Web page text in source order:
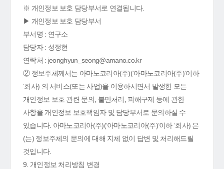
※ 개인정보 보호 담당부서로 연결됩니다.
▶ 개인정보 보호 담당부서
부서명 : 연구소
담당자 : 성정현
연락처 : jeonghyun_seong@amano.co.kr
② 정보주체께서는 아마노코리아(주)(‘아마노코리아(주)’이하
‘회사) 의 서비스(또는 사업)을 이용하시면서 발생한 모든
개인정보 보호 관련 문의, 불만처리, 피해구제 등에 관한
사항을 개인정보 보호책임자 및 담당부서로 문의하실 수
있습니다. 아마노코리아(주)(‘아마노코리아(주)’이하 ‘회사) 은
(는) 정보주체의 문의에 대해 지체 없이 답변 및 처리해드릴
것입니다.
9. 개인정보 처리방침 변경